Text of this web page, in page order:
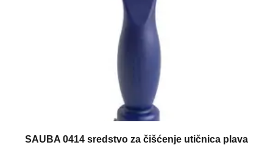
SAUBA 0414 sredstvo za čišćenje utičnica plava